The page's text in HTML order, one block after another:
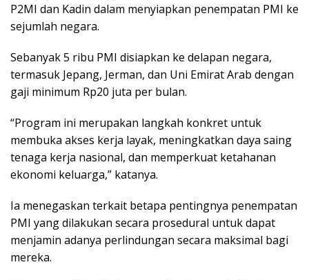
P2MI dan Kadin dalam menyiapkan penempatan PMI ke
sejumlah negara.
Sebanyak 5 ribu PMI disiapkan ke delapan negara,
termasuk Jepang, Jerman, dan Uni Emirat Arab dengan
gaji minimum Rp20 juta per bulan.
“Program ini merupakan langkah konkret untuk
membuka akses kerja layak, meningkatkan daya saing
tenaga kerja nasional, dan memperkuat ketahanan
ekonomi keluarga,” katanya.
Ia menegaskan terkait betapa pentingnya penempatan
PMI yang dilakukan secara prosedural untuk dapat
menjamin adanya perlindungan secara maksimal bagi
mereka.